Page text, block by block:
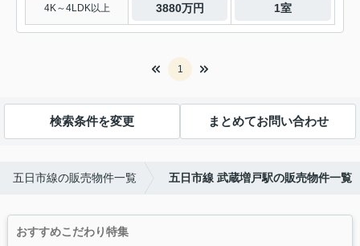
4K～4LDK以上 3880万円 1室
1
検索条件を変更 まとめてお問い合わせ
五日市線の販売物件一覧 五日市線 武蔵増戸駅の販売物件一覧
おすすめこだわり特集